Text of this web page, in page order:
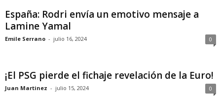
España: Rodri envía un emotivo mensaje a
Lamine Yamal
Emile Serrano - julio 16, 2024 0
¡El PSG pierde el fichaje revelación de la Euro!
Juan Martinez - julio 15, 2024 0